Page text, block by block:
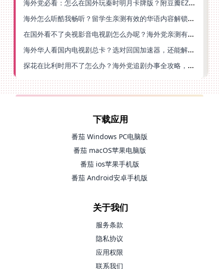
海外党必看：怎么在国外玩秦时明月卡牌版？附豆瓣EZCast地区限制破解法
海外怎么听酷我畅听？留学生亲测有效的华语内容解锁指南
在国外看不了央视影音电视剧怎么办呢？海外党亲测有效的回国加速方案
海外华人看国内电视剧总卡？选对回国加速器，还能解决菲律宾打不开反诈中心的问题
探花在比利时用不了怎么办？海外党追剧办事全攻略，选对加速器就够了
下载应用
番茄 Windows PC电脑版
番茄 macOS苹果电脑版
番茄 ios苹果手机版
番茄 Android安卓手机版
关于我们
服务条款
隐私协议
应用权限
联系我们